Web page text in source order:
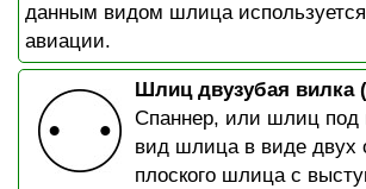
данным видом шлица
авиации.
Шлиц двузубая вилка
Спаннер, или шлиц под
вид шлица в виде двух
плоского шлица с